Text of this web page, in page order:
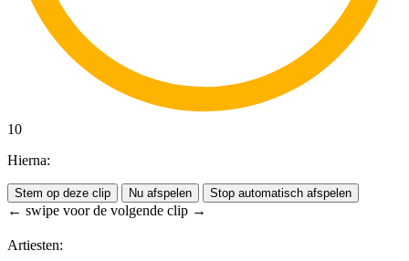
10
Hierna:
Stem op deze clip Nu afspelen Stop automatisch afspelen
← swipe voor de volgende clip →
Artiesten: